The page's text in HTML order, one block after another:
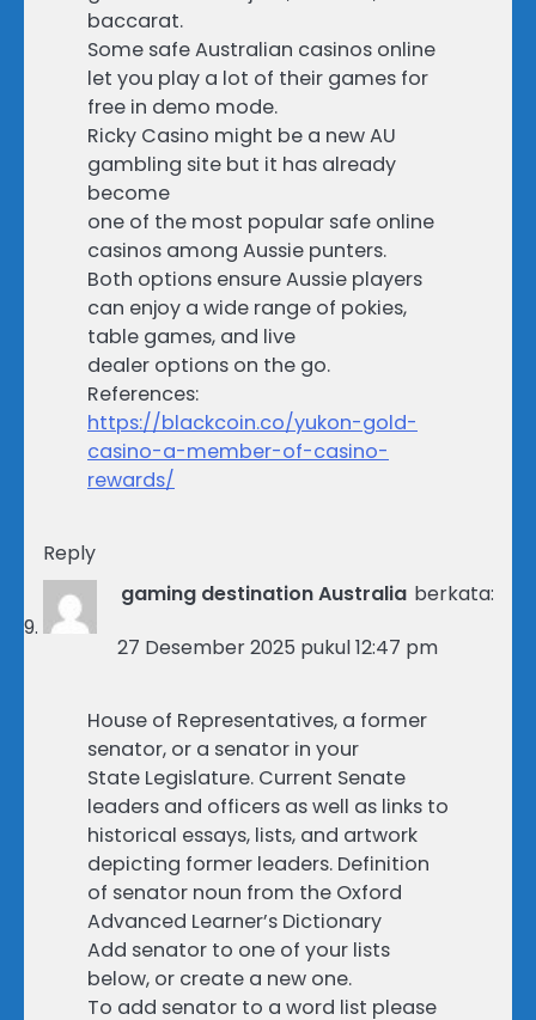
baccarat.
Some safe Australian casinos online
let you play a lot of their games for
free in demo mode.
Ricky Casino might be a new AU
gambling site but it has already
become
one of the most popular safe online
casinos among Aussie punters.
Both options ensure Aussie players
can enjoy a wide range of pokies,
table games, and live
dealer options on the go.
References:
https://blackcoin.co/yukon-gold-
casino-a-member-of-casino-
rewards/
Reply
gaming destination Australia berkata:
27 Desember 2025 pukul 12:47 pm
House of Representatives, a former
senator, or a senator in your
State Legislature. Current Senate
leaders and officers as well as links to
historical essays, lists, and artwork
depicting former leaders. Definition
of senator noun from the Oxford
Advanced Learner’s Dictionary
Add senator to one of your lists
below, or create a new one.
To add senator to a word list please